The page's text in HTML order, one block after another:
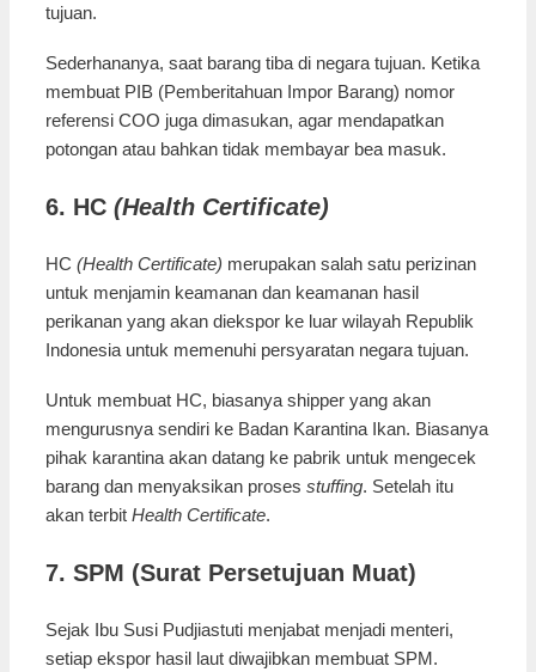
tujuan.
Sederhananya, saat barang tiba di negara tujuan. Ketika
membuat PIB (Pemberitahuan Impor Barang) nomor
referensi COO juga dimasukan, agar mendapatkan
potongan atau bahkan tidak membayar bea masuk.
6. HC (Health Certificate)
HC (Health Certificate) merupakan salah satu perizinan
untuk menjamin keamanan dan keamanan hasil
perikanan yang akan diekspor ke luar wilayah Republik
Indonesia untuk memenuhi persyaratan negara tujuan.
Untuk membuat HC, biasanya shipper yang akan
mengurusnya sendiri ke Badan Karantina Ikan. Biasanya
pihak karantina akan datang ke pabrik untuk mengecek
barang dan menyaksikan proses stuffing. Setelah itu
akan terbit Health Certificate.
7. SPM (Surat Persetujuan Muat)
Sejak Ibu Susi Pudjiastuti menjabat menjadi menteri,
setiap ekspor hasil laut diwajibkan membuat SPM.